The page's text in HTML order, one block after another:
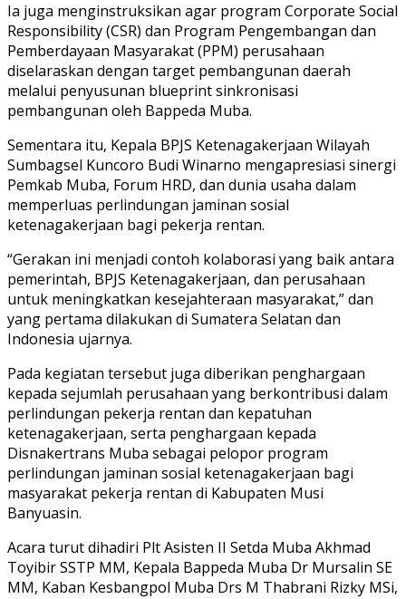
Ia juga menginstruksikan agar program Corporate Social
Responsibility (CSR) dan Program Pengembangan dan
Pemberdayaan Masyarakat (PPM) perusahaan
diselaraskan dengan target pembangunan daerah
melalui penyusunan blueprint sinkronisasi
pembangunan oleh Bappeda Muba.
Sementara itu, Kepala BPJS Ketenagakerjaan Wilayah
Sumbagsel Kuncoro Budi Winarno mengapresiasi sinergi
Pemkab Muba, Forum HRD, dan dunia usaha dalam
memperluas perlindungan jaminan sosial
ketenagakerjaan bagi pekerja rentan.
“Gerakan ini menjadi contoh kolaborasi yang baik antara
pemerintah, BPJS Ketenagakerjaan, dan perusahaan
untuk meningkatkan kesejahteraan masyarakat,” dan
yang pertama dilakukan di Sumatera Selatan dan
Indonesia ujarnya.
Pada kegiatan tersebut juga diberikan penghargaan
kepada sejumlah perusahaan yang berkontribusi dalam
perlindungan pekerja rentan dan kepatuhan
ketenagakerjaan, serta penghargaan kepada
Disnakertrans Muba sebagai pelopor program
perlindungan jaminan sosial ketenagakerjaan bagi
masyarakat pekerja rentan di Kabupaten Musi
Banyuasin.
Acara turut dihadiri Plt Asisten II Setda Muba Akhmad
Toyibir SSTP MM, Kepala Bappeda Muba Dr Mursalin SE
MM, Kaban Kesbangpol Muba Drs M Thabrani Rizky MSi,